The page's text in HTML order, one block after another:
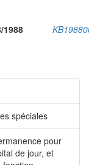
1988
spéciales
pour
de jour, et